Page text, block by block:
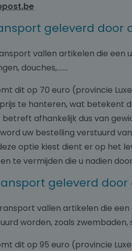
geleverd door
vallen artikelen die een
douches,…….
dit op 70 euro (provincie
te hanteren, wat betekent
afhankelijk dus van
uw bestelling verstuurd
optie kiest dient er op het
te vermijden die u nadien
geleverd
vallen artikelen die
worden, zoals zwembaden,
dit op 95 euro (provincie